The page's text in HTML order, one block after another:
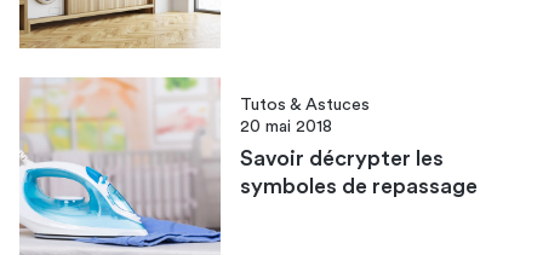
Tutos & Astuces
20 mai 2018
Savoir décrypter les
symboles de repassage